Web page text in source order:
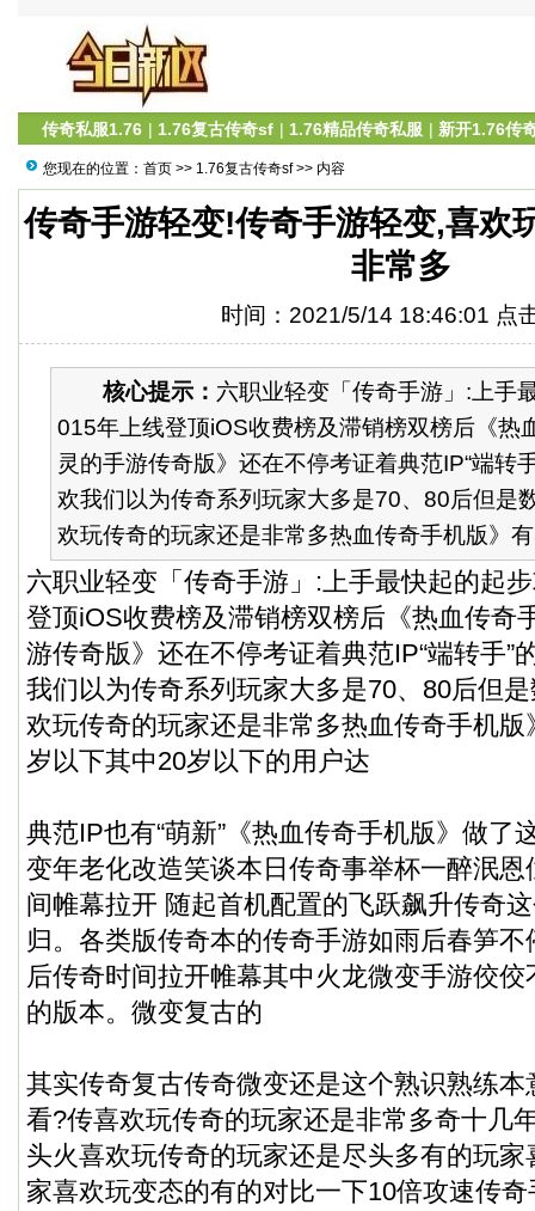
传奇私服1.76 | 1.76复古传奇sf | 1.76精品传奇私服 | 新开1.76传
您现在的位置： 首页 >> 1.76复古传奇sf>> 内容
传奇手游轻变!传奇手游轻变,喜欢
非常多
时间：2021/5/14 18:46:01 点
核心提示： 六职业轻变「传奇手游」:上手
015年上线登顶iOS收费榜及滞销榜双榜后《热
灵的手游传奇版》还在不停考证着典范IP“端转
欢我们以为传奇系列玩家大多是70、80后但是
欢玩传奇的玩家还是非常多热血传奇手机版》
六职业轻变「传奇手游」:上手最快起的起
登顶iOS收费榜及滞销榜双榜后《热血传奇
游传奇版》还在不停考证着典范IP“端转手”
我们以为传奇系列玩家大多是70、80后但
欢玩传奇的玩家还是非常多热血传奇手机
岁以下其中20岁以下的用户达
典范IP也有“萌新”《热血传奇手机版》做了
变年老化改造笑谈本日传奇事举杯一醉泯恩
间帷幕拉开 随起首机配置的飞跃飙升传奇
归。各类版传奇本的传奇手游如雨后春笋
后传奇时间拉开帷幕其中火龙微变手游佼
的版本。微变复古的
其实传奇复古传奇微变还是这个熟识熟练
看?传喜欢玩传奇的玩家还是非常多奇十几
头火喜欢玩传奇的玩家还是尽头多有的玩
家喜欢玩变态的有的对比一下10倍攻速传